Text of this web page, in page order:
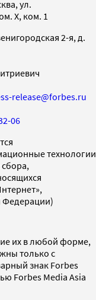
ул.
X, ком. 1
2-я, д.
release@forbes.ru
06
технологии
Федерации)
их в любой форме,
только с
знак Forbes
Forbes Media Asia